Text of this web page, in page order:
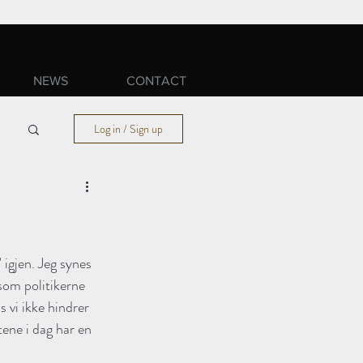
NEWS CONTACT
Log in / Sign up
Jeg synes
politikerne
vi ikke hindrer
i dag har en